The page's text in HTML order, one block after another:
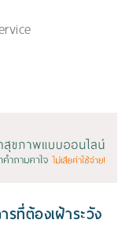
ที่ต้องเฝ้าระวัง